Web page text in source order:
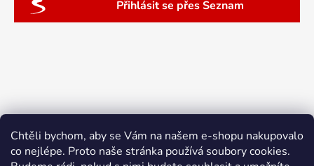
Chtěli bychom, aby se Vám na našem e-shopu nakupovalo
co nejlépe. Proto naše stránka používá soubory cookies.
Přihlásit se přes Seznam